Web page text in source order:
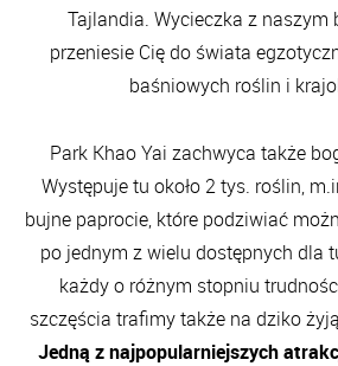
Tajlandia. Wycieczka z naszym
przeniesie Cię do świata
baśniowych roślin i
Park Khao Yai zachwyca także
Występuje tu około 2 tys. roślin,
bujne paprocie, które podziwiać
po jednym z wielu dostępnych dla
każdy o różnym stopniu
szczęścia trafimy także na dziko
Jedną z najpopularniejszych